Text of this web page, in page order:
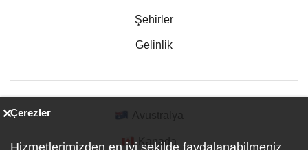
Şehirler
Gelinlik
Kanada
Çerezler
Hizmetlerimizden en iyi şekilde faydalanabilmeniz